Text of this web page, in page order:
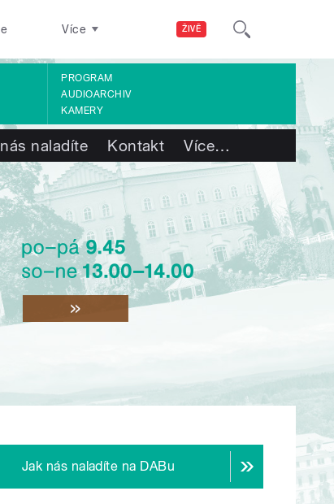
ŽIVĚ
Více
PROGRAM
AUDIOARCHIV
KAMERY
naladíte Kontakt Více…
Jak nás naladíte na DABu